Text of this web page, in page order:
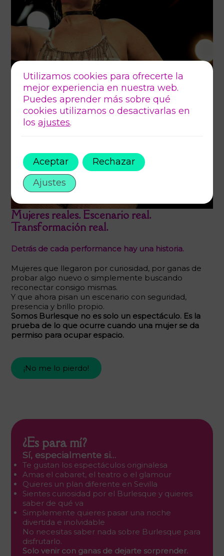
Mujeres reales. Escenario real.
Transformación real.
Detrás de cada performance hay una historia.
Mujeres que llegaron por curiosidad, por ganas de
probar algo nuevo o simplemente buscando
reconectar consigo mismas.
Y que ahora pisan un escenario con seguridad,
presencia y brillo propio.
Somos Burlesque no es solo un espectáculo. Es la
prueba de lo que ocurre cuando una mujer se da
permiso para ocupar espacio.
¡No me lo pierdo!
¿Es para mí?
Sí, especialmente si…
Te gustan los espectáculos originalesa
Amas el cabaret, el teatro o el glamour
Quieres un plan diferente en Sevilla
Sientes curiosidad por el Burlesque y quieres
saber de qué va
Simplemente quieres pasar una noche
divertida e inolvidable
No necesitas saber nada sobre Burlesque para
disfrutarlo.
Solo venir con ganas de dejarte sorprender.
Utilizamos cookies para ofrecerte la
mejor experiencia en nuestra web.
Puedes aprender más sobre qué
cookies utilizamos o desactivarlas en
losajustes.
Aceptar
Rechazar
Ajustes